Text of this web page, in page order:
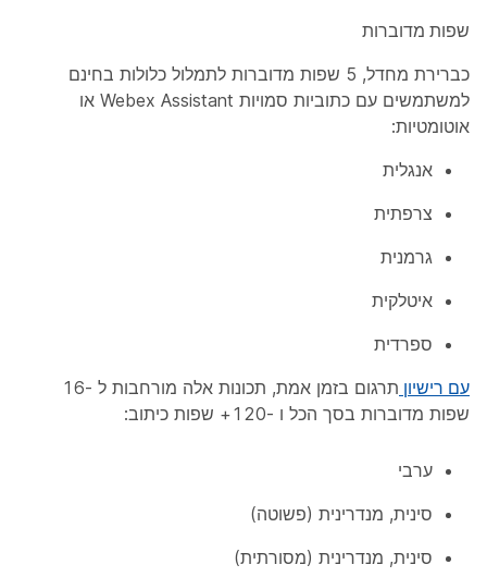
שפות מדוברות
כברירת מחדל, 5 שפות מדוברות לתמלול כלולות בחינם
למשתמשים עם כתוביות סמויות Webex Assistant או
אוטומטיות:
אנגלית
צרפתית
גרמנית
איטלקית
ספרדית
עם רישיון
תרגום בזמן אמת, תכונות אלה מורחבות ל -16
שפות מדוברות בסך הכל ו -120+ שפות כיתוב:
ערבי
סינית, מנדרינית (פשוטה)
סינית, מנדרינית (מסורתית)